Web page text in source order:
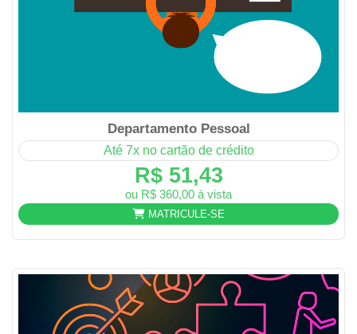
Departamento Pessoal
Até 7x no cartão de crédito
R$ 51,43
ou R$ 360,00 à vista
MATRICULE-SE